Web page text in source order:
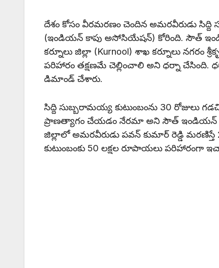
దేశం కోసం వీరమరణం చెందిన అమరవీరుడు
(ఇండియన్ కాపు అసోసియేషన్) కోరింది. సౌత్
కర్నూలు జిల్లా (Kurnool) శాఖ కర్నూలు నగరం
పరిహారం తక్షణమే చెల్లించాలి అని ధర్నా చేసింది.
డిమాండ్ చేశారు.
సిద్ది సుబ్బరామయ్య కుటుంబంను 30 రోజులు
ప్రాణత్యాగం చేయడం నేరమా అని సౌత్ ఇండియన్
జిల్లాలో అమరవీరుడు పవన్ కుమార్ రెడ్డి
కుటుంబంకు 50 లక్షల రూపాయలు పరిహారంగా